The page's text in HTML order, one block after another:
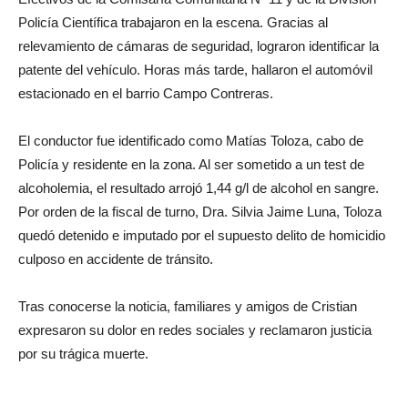
Policía Científica trabajaron en la escena. Gracias al
relevamiento de cámaras de seguridad, lograron identificar la
patente del vehículo. Horas más tarde, hallaron el automóvil
estacionado en el barrio Campo Contreras.
El conductor fue identificado como Matías Toloza, cabo de
Policía y residente en la zona. Al ser sometido a un test de
alcoholemia, el resultado arrojó 1,44 g/l de alcohol en sangre.
Por orden de la fiscal de turno, Dra. Silvia Jaime Luna, Toloza
quedó detenido e imputado por el supuesto delito de homicidio
culposo en accidente de tránsito.
Tras conocerse la noticia, familiares y amigos de Cristian
expresaron su dolor en redes sociales y reclamaron justicia
por su trágica muerte.